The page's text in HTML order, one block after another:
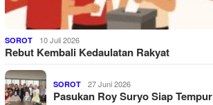
SOROT 10 Juli 2026
Rebut Kembali Kedaulatan Rakyat
SOROT 27 Juni 2026
Pasukan Roy Suryo Siap Tempur